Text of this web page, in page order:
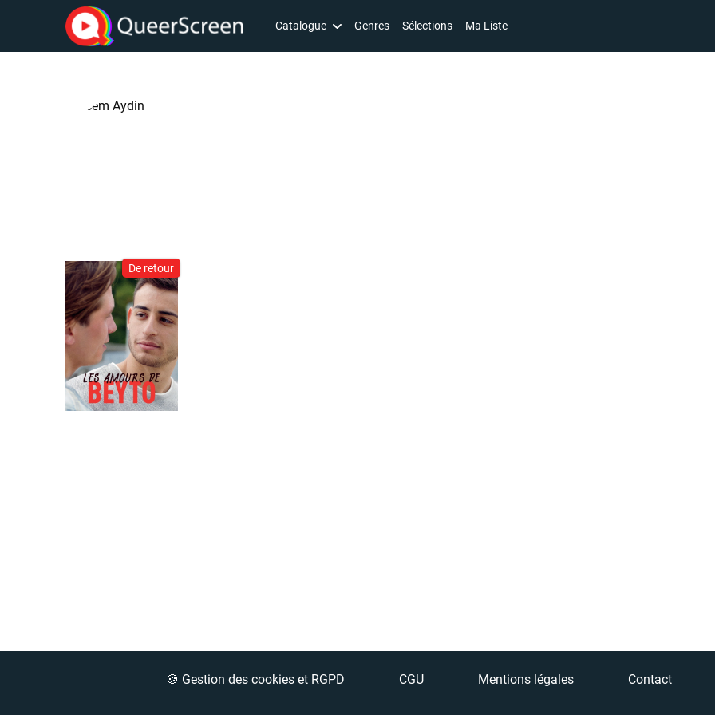
Catalogue Genres Sélections Ma Liste
De retour
🍪 Gestion des cookies et RGPD CGU Mentions légales Contact